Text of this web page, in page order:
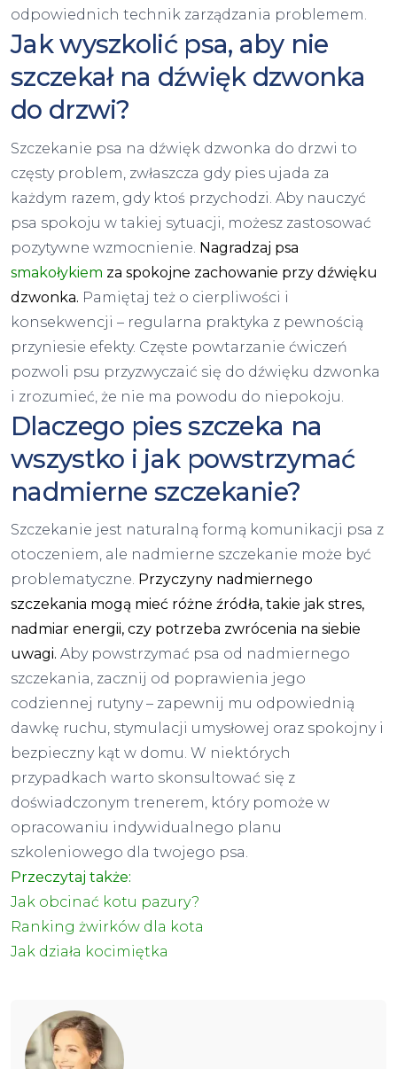
odpowiednich technik zarządzania problemem.
Jak wyszkolić psa, aby nie
szczekał na dźwięk dzwonka
do drzwi?
Szczekanie psa na dźwięk dzwonka do drzwi to
częsty problem, zwłaszcza gdy pies ujada za
każdym razem, gdy ktoś przychodzi. Aby nauczyć
psa spokoju w takiej sytuacji, możesz zastosować
pozytywne wzmocnienie. Nagradzaj psa
smakołykiem za spokojne zachowanie przy dźwięku
dzwonka. Pamiętaj też o cierpliwości i
konsekwencji – regularna praktyka z pewnością
przyniesie efekty. Częste powtarzanie ćwiczeń
pozwoli psu przyzwyczaić się do dźwięku dzwonka
i zrozumieć, że nie ma powodu do niepokoju.
Dlaczego pies szczeka na
wszystko i jak powstrzymać
nadmierne szczekanie?
Szczekanie jest naturalną formą komunikacji psa z
otoczeniem, ale nadmierne szczekanie może być
problematyczne. Przyczyny nadmiernego
szczekania mogą mieć różne źródła, takie jak stres,
nadmiar energii, czy potrzeba zwrócenia na siebie
uwagi. Aby powstrzymać psa od nadmiernego
szczekania, zacznij od poprawienia jego
codziennej rutyny – zapewnij mu odpowiednią
dawkę ruchu, stymulacji umysłowej oraz spokojny i
bezpieczny kąt w domu. W niektórych
przypadkach warto skonsultować się z
doświadczonym trenerem, który pomoże w
opracowaniu indywidualnego planu
szkoleniowego dla twojego psa.
Przeczytaj także:
Jak obcinać kotu pazury?
Ranking żwirków dla kota
Jak działa kocimiętka